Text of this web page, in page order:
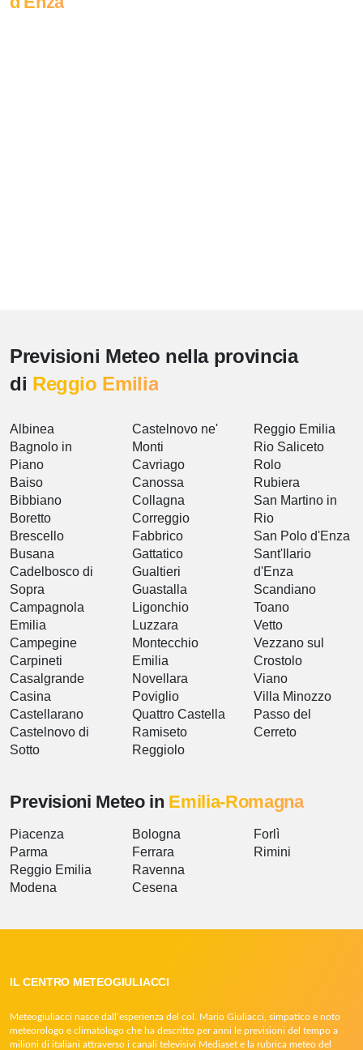
Previsioni Meteo nella provincia
di Reggio Emilia
Albinea
Bagnolo in
Piano
Baiso
Bibbiano
Boretto
Brescello
Busana
Cadelbosco di
Sopra
Campagnola
Emilia
Campegine
Carpineti
Casalgrande
Casina
Castellarano
Castelnovo di
Sotto
Castelnovo ne'
Monti
Cavriago
Canossa
Collagna
Correggio
Fabbrico
Gattatico
Gualtieri
Guastalla
Ligonchio
Luzzara
Montecchio
Emilia
Novellara
Poviglio
Quattro Castella
Ramiseto
Reggiolo
Reggio Emilia
Rio Saliceto
Rolo
Rubiera
San Martino in
Rio
San Polo d'Enza
Sant'Ilario
d'Enza
Scandiano
Toano
Vetto
Vezzano sul
Crostolo
Viano
Villa Minozzo
Passo del
Cerreto
Previsioni Meteo in Emilia-Romagna
Piacenza
Parma
Reggio Emilia
Modena
Bologna
Ferrara
Ravenna
Cesena
Forlì
Rimini
IL CENTRO METEOGIULIACCI
Meteogiuliacci nasce dall’esperienza del col. Mario Giuliacci, simpatico e noto
meteorologo e climatologo che ha descritto per anni le previsioni del tempo a
milioni di italiani attraverso i canali televisivi Mediaset e la rubrica meteo del